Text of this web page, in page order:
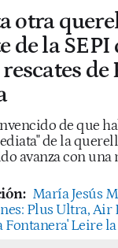
otra
de la SEPI
de
de que
de la
avanza con una
María Jesús
Plus Ultra, Air
Fontanera' Leire